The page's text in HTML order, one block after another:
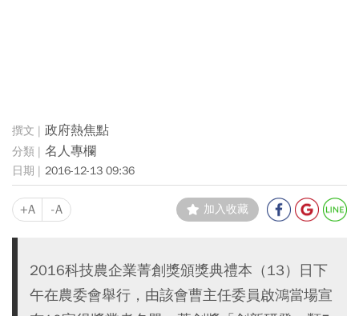
政府熱焦點
名人專欄
2016-12-13 09:36
+A -A 加入收藏
2016科技農企業菁創獎頒獎典禮本（13）日下
午在農委會舉行，由該會曹主任委員啟鴻當場宣